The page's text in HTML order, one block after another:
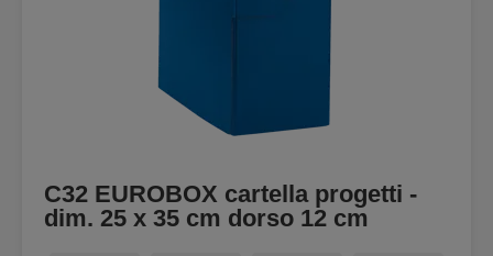
C32 EUROBOX cartella progetti -
dim. 25 x 35 cm dorso 12 cm